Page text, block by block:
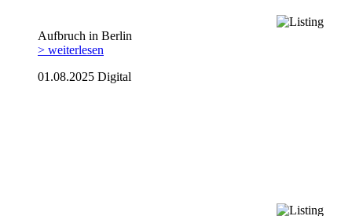
Aufbruch in Berlin
> weiterlesen
01.08.2025 Digital